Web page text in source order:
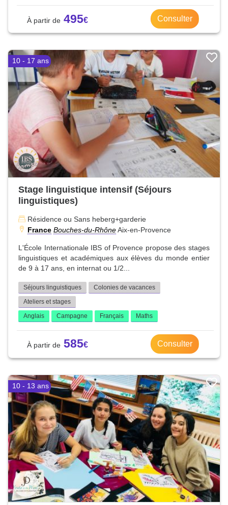
495 Consulter
10 - 17 ans
Stage linguistique intensif (Séjours
linguistiques)
Résidence ou Sans heberg+garderie
France Bouches-du-RhôneAix-en-Provence
L'École Internationale IBS of Provence propose des stages
linguistiques et académiques aux élèves du monde entier
de 9 à 17 ans, en internat ou 1/2...
Séjours linguistiques
Colonies de vacances
Ateliers et stages
Anglais
Campagne Français Maths
585 Consulter
10 - 13 ans